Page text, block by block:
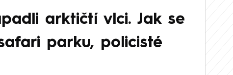
arktičtí vlci. Jak se
parku, policisté